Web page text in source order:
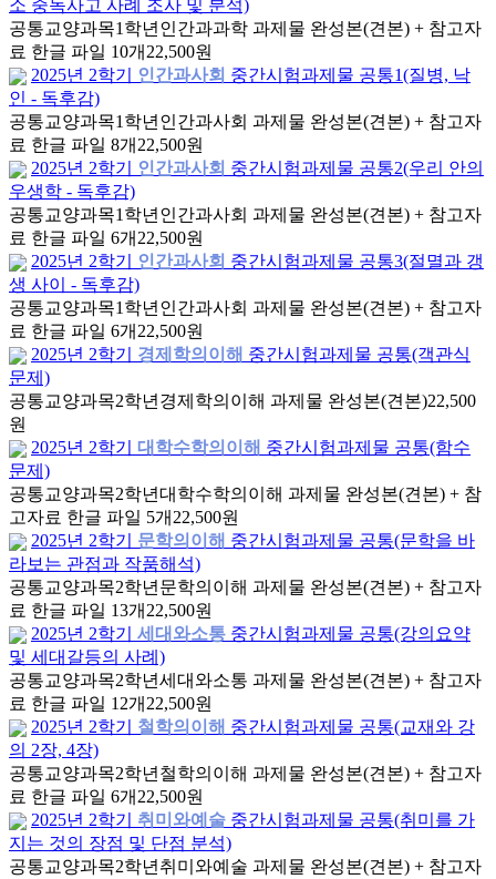
소 중독사고 사례 조사 및 분석)
공통교양과목1학년 인간과과학 과제물 완성본(견본) + 참고자
료 한글 파일 10개 22,500원
2025년 2학기
인간과사회 중간시험과제물 공통1(질병, 낙
인 - 독후감)
공통교양과목1학년 인간과사회 과제물 완성본(견본) + 참고자
료 한글 파일 8개 22,500원
2025년 2학기
인간과사회 중간시험과제물 공통2(우리 안의
우생학 - 독후감)
공통교양과목1학년 인간과사회 과제물 완성본(견본) + 참고자
료 한글 파일 6개 22,500원
2025년 2학기
인간과사회 중간시험과제물 공통3(절멸과 갱
생 사이 - 독후감)
공통교양과목1학년 인간과사회 과제물 완성본(견본) + 참고자
료 한글 파일 6개 22,500원
2025년 2학기
경제학의이해 중간시험과제물 공통(객관식
문제)
공통교양과목2학년 경제학의이해 과제물 완성본(견본)22,500
원
2025년 2학기
대학수학의이해 중간시험과제물 공통(함수
문제)
공통교양과목2학년대학수학의이해 과제물 완성본(견본) + 참
고자료 한글 파일 5개 22,500원
2025년 2학기
문학의이해 중간시험과제물 공통(문학을 바
라보는 관점과 작품해석)
공통교양과목2학년 문학의이해 과제물 완성본(견본) + 참고자
료 한글 파일 13개 22,500원
2025년 2학기
세대와소통 중간시험과제물 공통(강의요약
및 세대갈등의 사례)
공통교양과목2학년세대와소통 과제물 완성본(견본) + 참고자
료 한글 파일 12개 22,500원
2025년 2학기
철학의이해 중간시험과제물 공통(교재와 강
의 2장, 4장)
공통교양과목2학년 철학의이해 과제물 완성본(견본) + 참고자
료 한글 파일 6개 22,500원
2025년 2학기
취미와예술 중간시험과제물 공통(취미를 가
지는 것의 장점 및 단점 분석)
공통교양과목2학년 취미와예술 과제물 완성본(견본) + 참고자